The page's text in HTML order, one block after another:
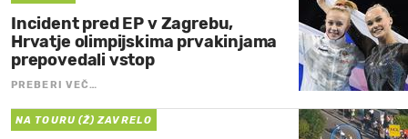
Incident pred EP v Zagrebu,
Hrvatje olimpijskima prvakinjama
prepovedali vstop
PREBERI VEČ…
NA TOURU (Ž) ZAVRELO